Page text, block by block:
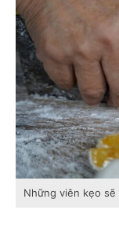
Những viên kẹo